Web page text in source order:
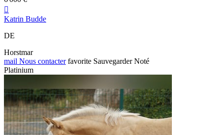

Katrin Budde
DE
Horstmar
mail Nous contacter favorite Sauvegarder Noté
Platinium